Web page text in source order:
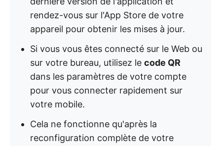
rendez-vous sur l'App Store de votre
appareil pour obtenir les mises à jour.
Si vous vous êtes connecté sur le Web ou
sur votre bureau, utilisez le code QR
dans les paramètres de votre compte
pour vous connecter rapidement sur
votre mobile.
Cela ne fonctionne qu'après la
reconfiguration complète de votre